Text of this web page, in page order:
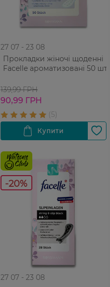
27 07 - 23 08
Прокладки жіночі щоденні
Facelle ароматизовані 50 шт
139,99 ГРН
90,99 ГРН
-20%
27 07 - 23 08